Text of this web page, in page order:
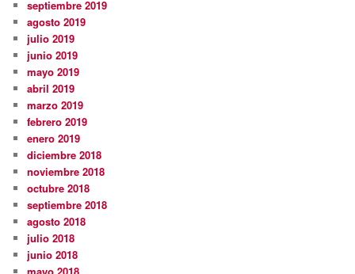
septiembre 2019
agosto 2019
julio 2019
junio 2019
mayo 2019
abril 2019
marzo 2019
febrero 2019
enero 2019
diciembre 2018
noviembre 2018
octubre 2018
septiembre 2018
agosto 2018
julio 2018
junio 2018